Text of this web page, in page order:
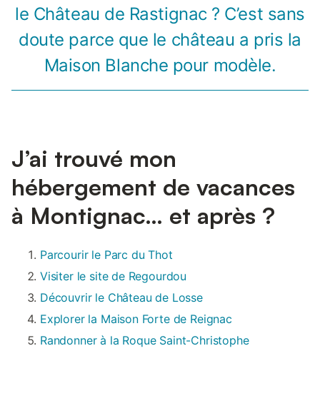
le Château de Rastignac ? C’est sans
doute parce que le château a pris la
Maison Blanche pour modèle.
J’ai trouvé mon
hébergement de vacances
à Montignac… et après ?
Parcourir le Parc du Thot
Visiter le site de Regourdou
Découvrir le Château de Losse
Explorer la Maison Forte de Reignac
Randonner à la Roque Saint-Christophe